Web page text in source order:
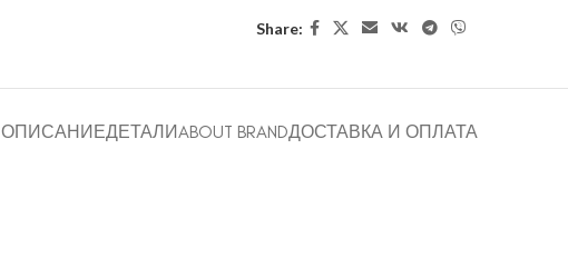
Share:
ОПИСАНИЕДЕТАЛИABOUT BRANDДОСТАВКА И ОПЛАТА